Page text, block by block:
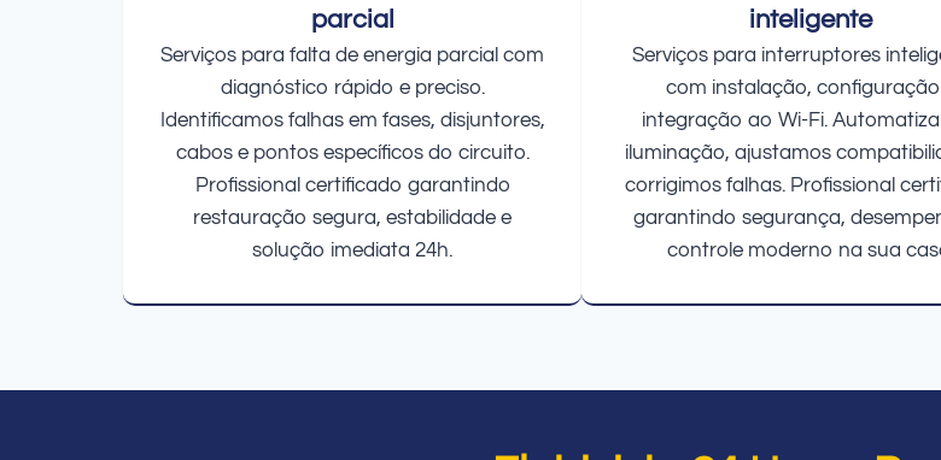
parcial
Serviços para falta de energia parcial com
diagnóstico rápido e preciso.
Identificamos falhas em fases, disjuntores,
cabos e pontos específicos do circuito.
Profissional certificado garantindo
restauração segura, estabilidade e
solução imediata 24h.
inteligente
Serviços para interruptores
com instalação,
integração ao Wi-Fi.
iluminação, ajustamos
corrigimos falhas. Profissional
garantindo segurança,
controle moderno na sua